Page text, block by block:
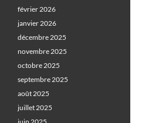
février 2026
janvier 2026
décembre 2025
novembre 2025
octobre 2025
septembre 2025
août 2025
juillet 2025